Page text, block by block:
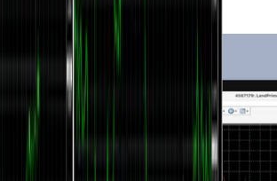
市場へエントリー可能